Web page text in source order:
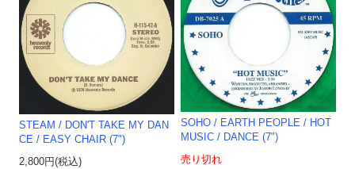
STEAM / DON'T TAKE MY DAN
CE / EASY CHAIR (7")
2,800円(税込)
SOHO / EARTH PEOPLE ‎/ HOT
MUSIC / DANCE (7")
売り切れ